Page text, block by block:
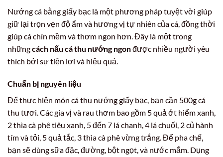
Nướng cá bằng giấy bạc là một phương pháp tuyệt vời giúp
giữ lại trọn vẹn độ ẩm và hương vị tự nhiên của cá, đồng thời
giúp cá chín mềm và thơm ngon hơn. Đây là một trong
nhữngcách nấu cá thu nướng ngonđược nhiều người yêu
thích bởi sự tiện lợi và hiệu quả.
Chuẩn bị nguyên liệu
Để thực hiện món cá thu nướng giấy bạc, bạn cần 500g cá
thu tươi. Các gia vị và rau thơm bao gồm 5 quả ớt hiểm xanh,
2 thìa cà phê tiêu xanh, 5 đến 7 lá chanh, 4 lá chuối, 2 củ hành
tím và tỏi, 5 quả tắc, 3 thìa cà phê vừng trắng. Để pha chế,
bạn sẽ dùng sữa đặc, đường, bột ngọt, và nước mắm. Dụng